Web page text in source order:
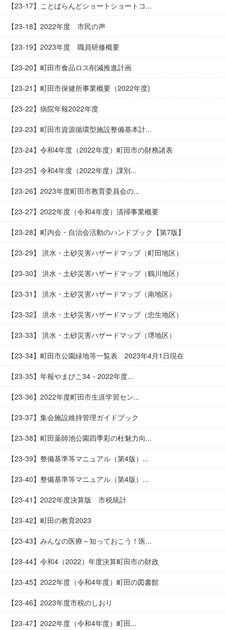
【23-17】ことばらんどショートショートコ...
【23-18】2022年度 市民の声
【23-19】2023年度 職員研修概要
【23-20】町田市食品ロス削減推進計画
【23-21】町田市保健所事業概要（2022年度)
【23-22】病院年報2022年度
【23-23】町田市資源循環型施設整備基本計...
【23-24】令和4年度（2022年度）町田市の財務諸表
【23-25】令和4年度（2022年度）課別...
【23-26】2023年度町田市教育委員会の...
【23-27】2022年度（令和4年度）清掃事業概要
【23-28】町内会・自治会活動のハンドブック【第7版】
【23-29】 洪水・土砂災害ハザードマップ（町田地区）
【23-30】 洪水・土砂災害ハザードマップ（鶴川地区）
【23-31】 洪水・土砂災害ハザードマップ（南地区）
【23-32】 洪水・土砂災害ハザードマップ（忠生地区）
【23-33】 洪水・土砂災害ハザードマップ（堺地区）
【23-34】町田市公園緑地等一覧表 2023年4月1日現在
【23-35】年報やまびこ34－2022年度...
【23-36】2022年度町田市生涯学習セン...
【23-37】集会施設維持管理ガイドブック
【23-38】町田薬師池公園四季彩の杜魅力向...
【23-39】整備基準等マニュアル（第4版）...
【23-40】整備基準等マニュアル（第4版）...
【23-41】2022年度決算版 市税統計
【23-42】町田の教育2023
【23-43】みんなの医療～知っておこう！医...
【23-44】令和4（2022）年度決算町田市の財政
【23-45】2022年度（令和4年度）町田の図書館
【23-46】2023年度市税のしおり
【23-47】2022年度（令和4年度）町田...